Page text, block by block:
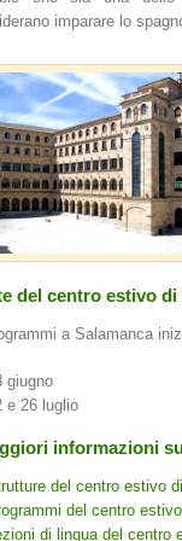
imparare lo
del centro estivo di
a Salamanca
giugno
e 26 luglio
informazioni
del centro estivo
del centro
di lingua del centro